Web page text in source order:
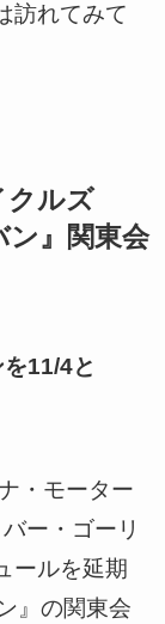
訪れてみて
クルズ
ン』関東会
11/4と
・モーター
ー・ゴーリ
ールを延期
』の関東会